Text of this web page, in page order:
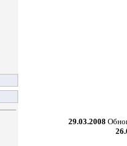
29.03.2008